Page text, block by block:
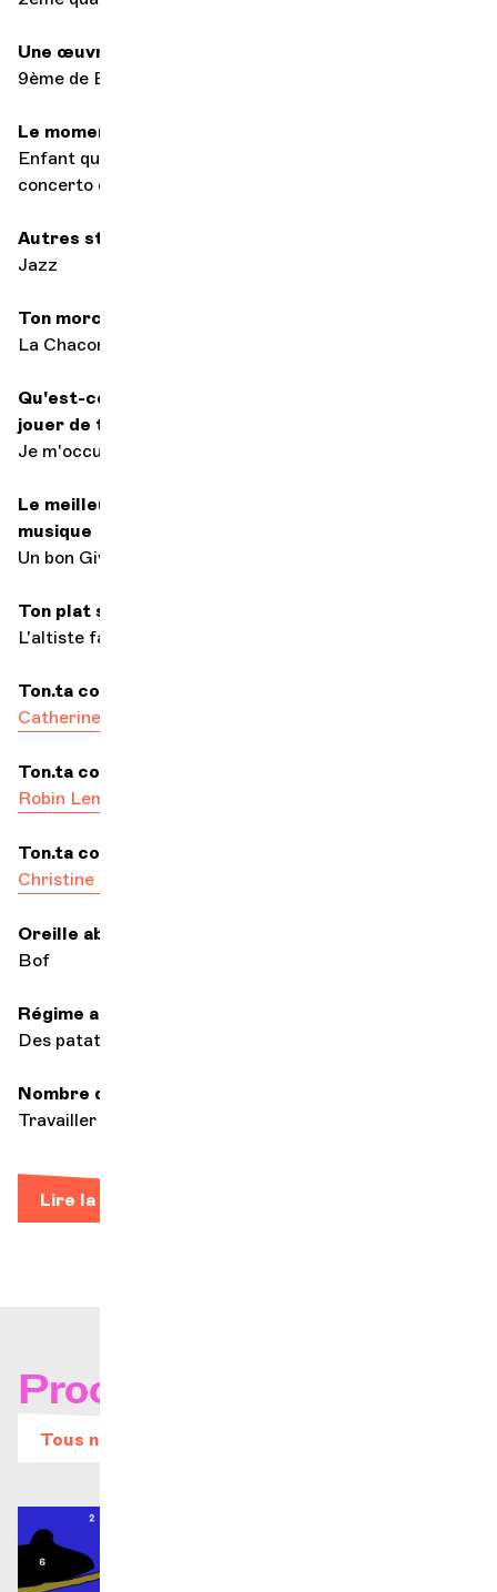
Une œuvre pour sauver le monde
9ème de Beethoven
Le moment où tu t'es dit: "Je veux être musicien"
Enfant quand j'ai entendu David Oïstrakh jouer le
concerto de Brahms
Autres styles de musique
Jazz
Ton morceau préféré de tous les morceaux
La Chaconne de Bach
Qu'est-ce que tu fais quand tu n'es pas en train de
jouer de ton instrument
Je m'occupe de mes enfants
Le meilleur accompagnement pour écouter de la
musique
Un bon Givry
Ton plat signature
L'altiste farci
Ton.ta collègue le.la plus bosseur.se
Catherine Plattner
Ton.ta collègue le.la plus romantique
Robin Lemmel
Ton.ta collègue le.la plus bienveillant.e
Christine Regard
Oreille absolue
Bof
Régime alimentaire
Des patates
Nombre d'heures de pratiques quotidiennes
Travailler c'est tricher
Lire la bio
Prochains concerts
Tous nos évènements